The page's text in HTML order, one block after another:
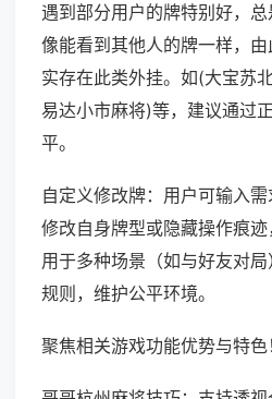
遇到部分用户的牌特别好，
像能看到其他人的牌一样，
实存在此类外挂。如(大宝苏
易达小市麻将)等，建议通过
平。
自定义修改牌：用户可输入需
修改自身牌型或隐藏操作痕迹
用于多种场景（如与好友对
规则，维护公平环境。
聚焦相关游戏功能优势与特色